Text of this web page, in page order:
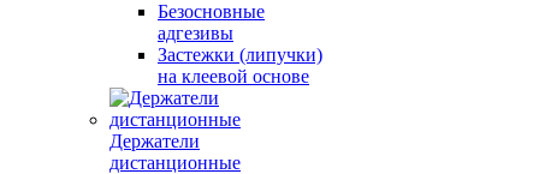
Безосновные
адгезивы
Застежки (липучки)
на клеевой основе
Держатели
дистанционные